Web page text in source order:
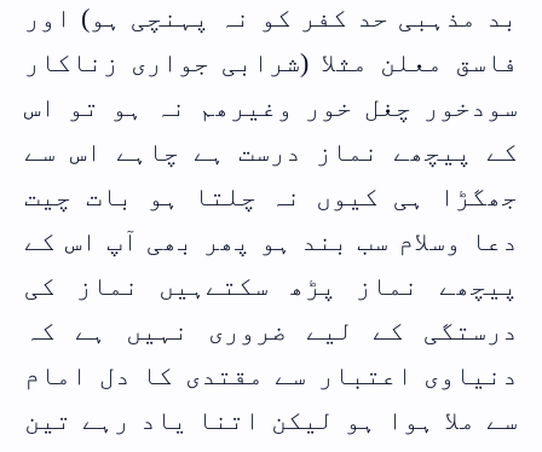
بد مذہبی حد کفر کو نہ پہنچی ہو) اور
فاسق معلن مثلا (شرابی جواری زناکار
سودخور چغل خور وغیرھم نہ ہو تو اس
کے پیچھے نماز درست ہے چاہے اس سے
جھگڑا ہی کیوں نہ چلتا ہو بات چیت
دعا وسلام سب بند ہو پھر بھی آپ اس کے
پیچھے نماز پڑھ سکتےہیں نماز کی
درستگی کے لیے ضروری نہیں ہے کہ
دنیاوی اعتبار سے مقتدی کا دل امام
سے ملا ہوا ہو لیکن اتنا یاد رہے تین